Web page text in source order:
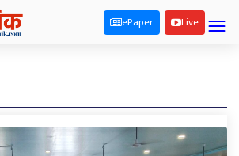
ePaper Live